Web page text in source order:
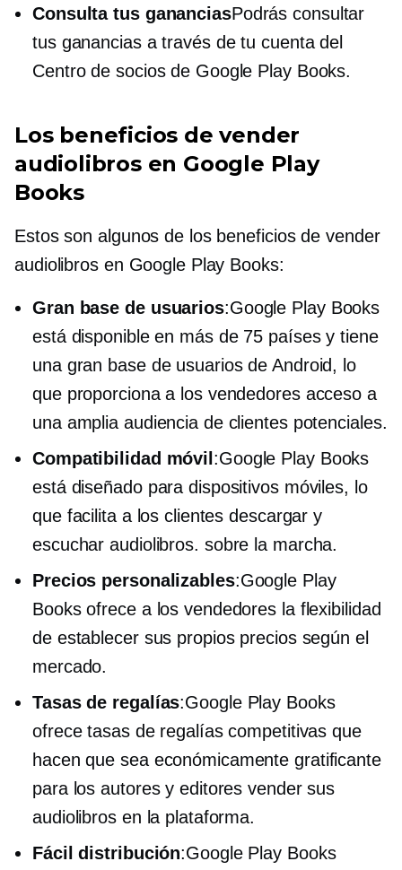
Consulta tus gananciasPodrás consultar
tus ganancias a través de tu cuenta del
Centro de socios de Google Play Books.
Los beneficios de vender
audiolibros en Google Play
Books
Estos son algunos de los beneficios de vender
audiolibros en Google Play Books:
Gran base de usuarios:Google Play Books
está disponible en más de 75 países y tiene
una gran base de usuarios de Android, lo
que proporciona a los vendedores acceso a
una amplia audiencia de clientes potenciales.
Compatibilidad móvil :Google Play Books
está diseñado para dispositivos móviles, lo
que facilita a los clientes descargar y
escuchar audiolibros. sobre la marcha.
Precios personalizables:Google Play
Books ofrece a los vendedores la flexibilidad
de establecer sus propios precios según el
mercado.
Tasas de regalías:Google Play Books
ofrece tasas de regalías competitivas que
hacen que sea económicamente gratificante
para los autores y editores vender sus
audiolibros en la plataforma.
Fácil distribución:Google Play Books